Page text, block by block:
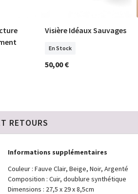
Visière Idéaux Sauvages
En Stock
50,00 €
Informations supplémentaires
Couleur : Fauve Clair, Beige, Noir, Argenté
Composition : Cuir, doublure synthétique
Dimensions : 27,5 x 29 x 8,5cm
RETOURS